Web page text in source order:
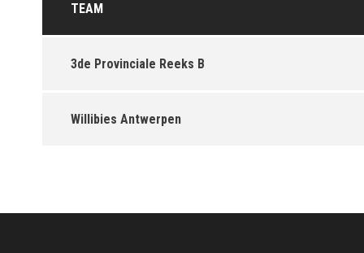
TEAM
3de Provinciale Reeks B
Willibies Antwerpen